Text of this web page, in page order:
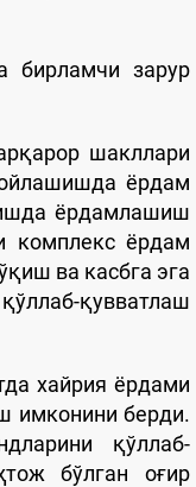
бирламчи зарур
шакллари
ёрдам
ёрдамлашиш
комплекс ёрдам
ва касбга эга
қувватлаш
хайрия ёрдами
имконини берди.
қўллаб-
бўлган оғир